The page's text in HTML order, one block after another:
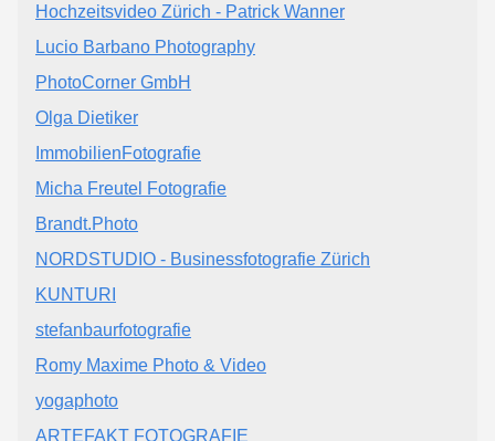
Hochzeitsvideo Zürich - Patrick Wanner
Lucio Barbano Photography
PhotoCorner GmbH
Olga Dietiker
ImmobilienFotografie
Micha Freutel Fotografie
Brandt.Photo
NORDSTUDIO - Businessfotografie Zürich
KUNTURI
stefanbaurfotografie
Romy Maxime Photo & Video
yogaphoto
ARTEFAKT FOTOGRAFIE